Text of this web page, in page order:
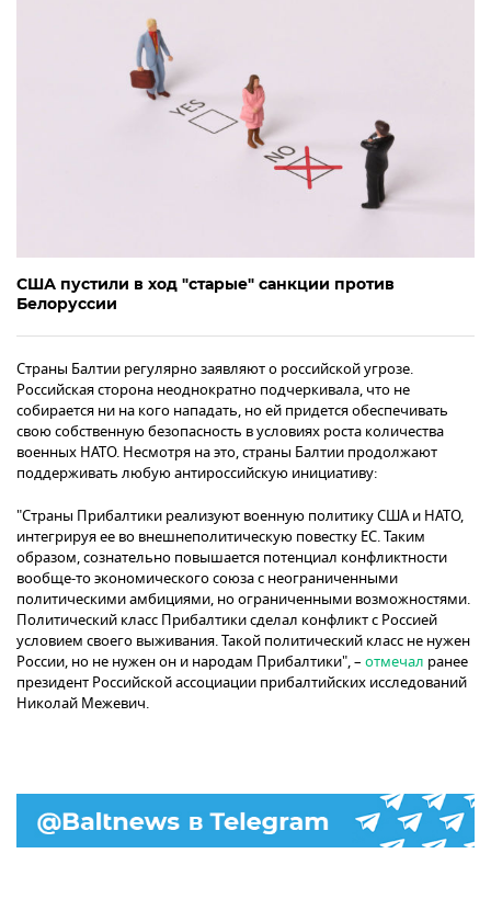
США пустили в ход "старые" санкции против
Белоруссии
Страны Балтии регулярно заявляют о российской угрозе.
Российская сторона неоднократно подчеркивала, что не
собирается ни на кого нападать, но ей придется обеспечивать
свою собственную безопасность в условиях роста количества
военных НАТО. Несмотря на это, страны Балтии продолжают
поддерживать любую антироссийскую инициативу:
"Страны Прибалтики реализуют военную политику США и НАТО,
интегрируя ее во внешнеполитическую повестку ЕС. Таким
образом, сознательно повышается потенциал конфликтности
вообще-то экономического союза с неограниченными
политическими амбициями, но ограниченными возможностями.
Политический класс Прибалтики сделал конфликт с Россией
условием своего выживания. Такой политический класс не нужен
России, но не нужен он и народам Прибалтики", – отмечал ранее
президент Российской ассоциации прибалтийских исследований
Николай Межевич.